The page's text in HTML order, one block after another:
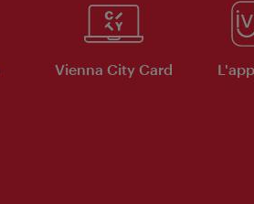
Vienna City Card